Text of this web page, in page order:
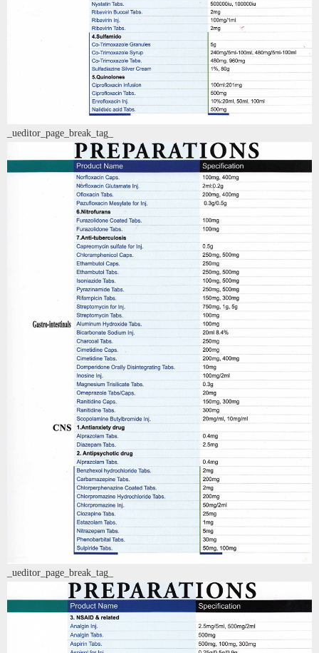
_ueditor_page_break_tag_
_ueditor_page_break_tag_